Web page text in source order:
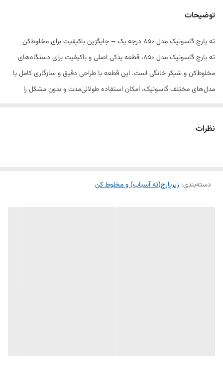
توضیحات
ته پارچ گاسونیک مدل ۸۵۰ درجه یک – جایگزین باکیفیت برای مخلوط‌کن
ته پارچ گاسونیک مدل ۸۵۰، قطعه یدکی اصلی و باکیفیت برای دستگاه‌های
مخلوط‌کن و شیکر خانگی است. این قطعه با طراحی دقیق و سازگاری کامل با
مدل‌های مختلف گاسونیک، امکان استفاده طولانی‌مدت و بدون مشکل را
می‌سازد. این محصول با قیمت اقتصادی و کیفیت ساخت بالا، بهترین گزینه
نظرات
دسته‌بندی: زیرپارچ(ته آسیاب) و مخلوط کن